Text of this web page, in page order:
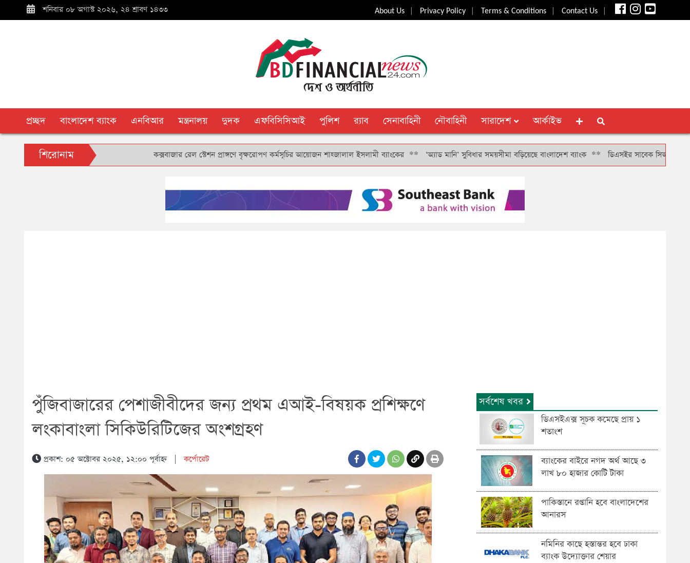
শনিবার ০৮ অগাস্ট ২০২৬, ২৪ শ্রাবণ ১৪৩৩ About Us| Privacy Policy| Terms & Conditions| Contact Us|
প্রচ্ছদ বাংলাদেশ ব্যাংক এনবিআর মন্ত্রনালয় দুদক এফবিসিসিআই পুলিশ র‍্যাব সেনাবাহিনী নৌবাহিনী সারাদেশ আর্কাইভ
শিরোনাম কক্সবাজার রেল স্টেশন প্রাঙ্গণে বৃক্ষরোপণ কর্মসূচির আয়োজন শাহ্জালাল ইসলামী ব্যাংকের**‘অ্যাড মানি’ সুবিধার সময়সীমা বড়িয়েছে বাংলাদেশ ব্যাংক**ডিএসইর সাবেক সিআরও খাইরুল
পুঁজিবাজারের পেশাজীবীদের জন্য প্রথম এআই-বিষয়ক প্রশিক্ষণে
লংকাবাংলা সিকিউরিটিজের অংশগ্রহণ
প্রকাশ: ০৫ অক্টোবর ২০২৫, ১২:০০ পূর্বাহ্ন|কর্পোরেট
সর্বশেষ খবর
ডিএসইএক্স সূচক কমেছে প্রায় ১
শতাংশ
ব্যাংকের বাইরে নগদ অর্থ আছে ৩
লাখ ৮০ হাজার কোটি টাকা
পাকিস্তানে রপ্তানি হবে বাংলাদেশের
আনারস
নমিনির কাছে হস্তান্তর হবে ঢাকা
ব্যাংক উদ্যোক্তার শেয়ার